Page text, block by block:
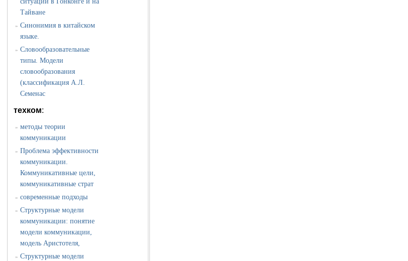
Тайване
» Синонимия в китайском
языке.
» Словообразовательные
типы. Модели
словообразования
(классификация А.Л.
Семенас
техком:
» методы теории
коммуникации
» Проблема эффективности
коммуникации.
Коммуникативные цели,
коммуникативные страт
» современные подходы
» Структурные модели
коммуникации: понятие
модели коммуникации,
модель Аристотеля,
» Структурные модели